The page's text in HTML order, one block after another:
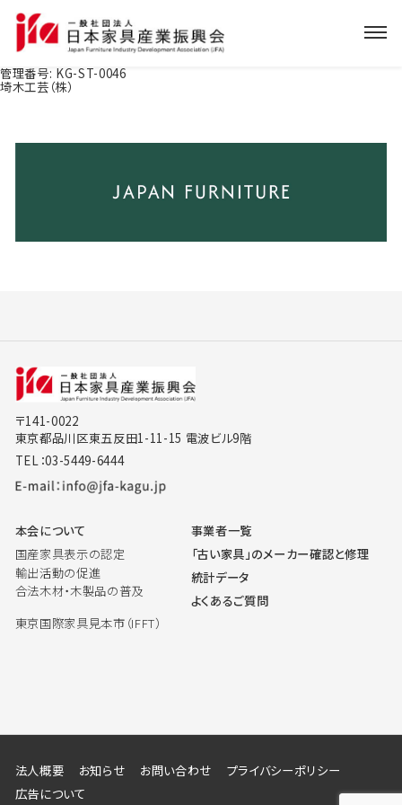
管理番号: KG-ST-0046
埼木工芸（株）
〒141-0022
東京都品川区東五反田1-11-15 電波ビル9階
TEL：03-5449-6444
本会について
国産家具表示の認定
輸出活動の促進
合法木材・木製品の普及
東京国際家具見本市（IFFT）
事業者一覧
「古い家具」のメーカー確認と修理
統計データ
よくあるご質問
法人概要 お知らせ お問い合わせ
プライバシーポリシー
広告について